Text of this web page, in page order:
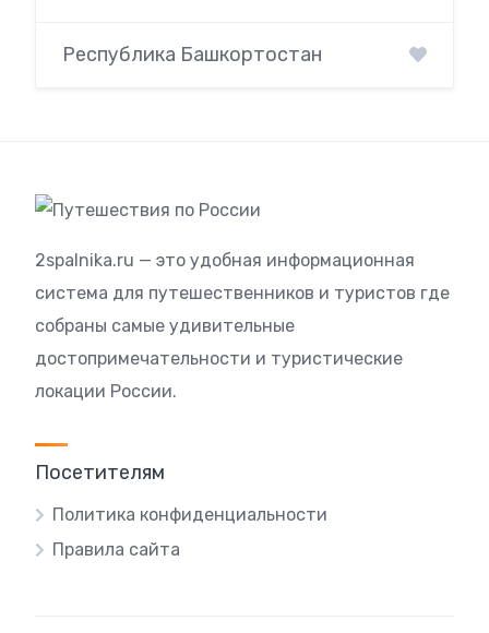
Республика Башкортостан
2spalnika.ru — это удобная информационная
система для путешественников и туристов где
собраны самые удивительные
достопримечательности и туристические
локации России.
Посетителям
Политика конфиденциальности
Правила сайта